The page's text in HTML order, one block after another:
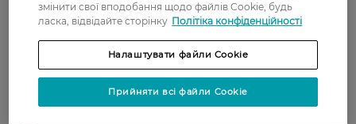
Показати більше
Оплата
Оплата карткою
змінити свої вподобання щодо файлів Cookie, будь
ласка, відвідайте сторінку Політіка конфіденційності
Налаштувати файли Cookie
Прийняти всі файли Cookie